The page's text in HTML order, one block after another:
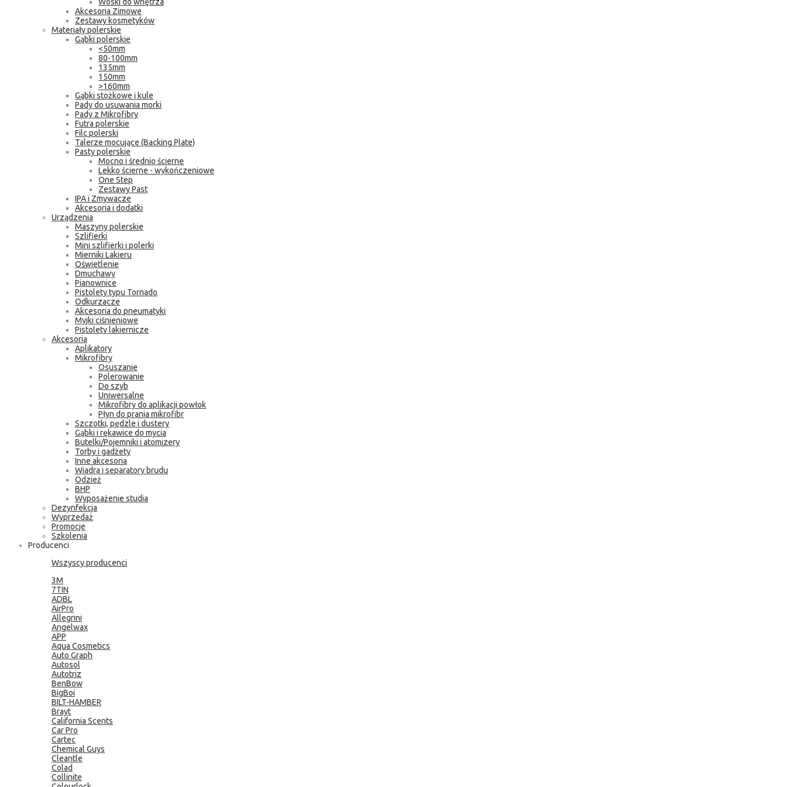
Akcesoria Zimowe
Zestawy kosmetyków
Materiały polerskie
Gąbki polerskie
<50mm
80-100mm
135mm
150mm
>160mm
Gąbki stożkowe i kule
Pady do usuwania morki
Pady z Mikrofibry
Futra polerskie
Filc polerski
Talerze mocujące (Backing Plate)
Pasty polerskie
Mocno i średnio ścierne
Lekko ścierne - wykończeniowe
One Step
Zestawy Past
IPA i Zmywacze
Akcesoria i dodatki
Urządzenia
Maszyny polerskie
Szlifierki
Mini szlifierki i polerki
Mierniki Lakieru
Oświetlenie
Dmuchawy
Pianownice
Pistolety typu Tornado
Odkurzacze
Akcesoria do pneumatyki
Myjki ciśnieniowe
Pistolety lakiernicze
Akcesoria
Aplikatory
Mikrofibry
Osuszanie
Polerowanie
Do szyb
Uniwersalne
Mikrofibry do aplikacji powłok
Płyn do prania mikrofibr
Szczotki, pędzle i dustery
Gąbki i rękawice do mycia
Butelki/Pojemniki i atomizery
Torby i gadżety
Inne akcesoria
Wiadra i separatory brudu
Odzież
BHP
Wyposażenie studia
Dezynfekcja
Wyprzedaż
Promocje
Szkolenia
Producenci
Wszyscy producenci
3M
7TIN
ADBL
AirPro
Allegrini
Angelwax
APP
Aqua Cosmetics
Auto Graph
Autosol
Autotriz
BenBow
BigBoi
BILT-HAMBER
Brayt
California Scents
Car Pro
Cartec
Chemical Guys
Cleantle
Colad
Collinite